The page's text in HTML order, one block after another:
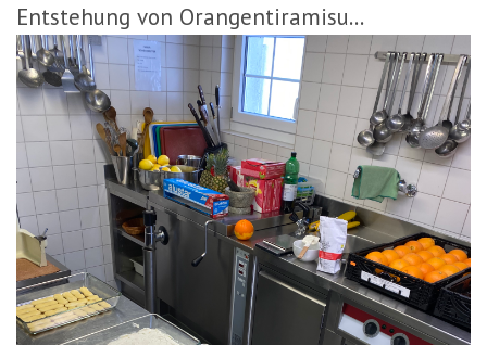
Entstehung von Orangentiramisu...